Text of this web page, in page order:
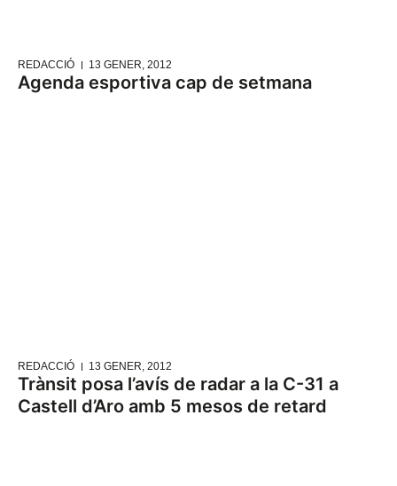
REDACCIÓ 13 GENER, 2012
Agenda esportiva cap de setmana
REDACCIÓ 13 GENER, 2012
Trànsit posa l’avís de radar a la C-31 a
Castell d’Aro amb 5 mesos de retard